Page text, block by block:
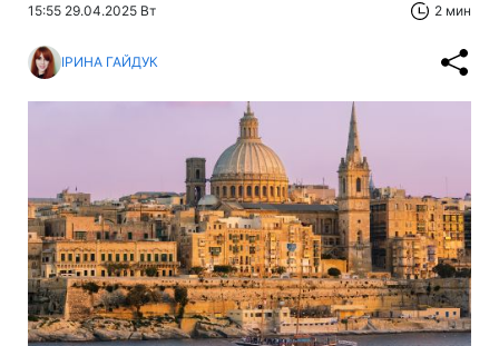
15:55 29.04.2025 Вт 2 мин
ІРИНА ГАЙДУК